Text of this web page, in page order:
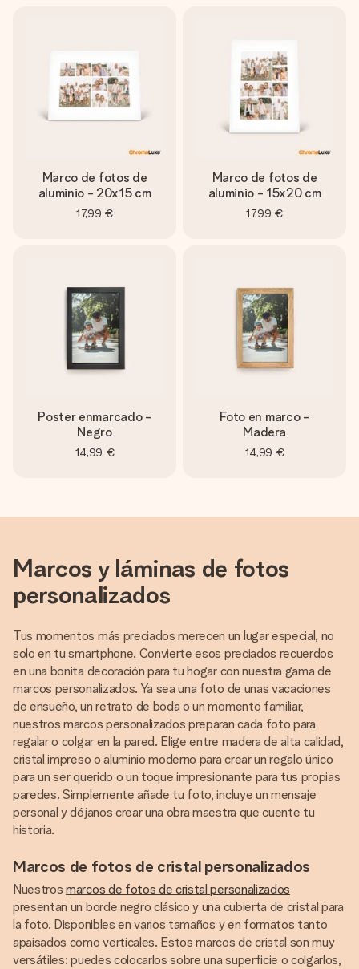
Marco de fotos de
aluminio - 20x15 cm
17,99 €
Marco de fotos de
aluminio - 15x20 cm
17,99 €
Poster enmarcado -
Negro
14,99 €
Foto en marco -
Madera
14,99 €
Marcos y láminas de fotos
personalizados
Tus momentos más preciados merecen un lugar especial, no
solo en tu smartphone. Convierte esos preciados recuerdos
en una bonita decoración para tu hogar con nuestra gama de
marcos personalizados. Ya sea una foto de unas vacaciones
de ensueño, un retrato de boda o un momento familiar,
nuestros marcos personalizados preparan cada foto para
regalar o colgar en la pared. Elige entre madera de alta calidad,
cristal impreso o aluminio moderno para crear un regalo único
para un ser querido o un toque impresionante para tus propias
paredes. Simplemente añade tu foto, incluye un mensaje
personal y déjanos crear una obra maestra que cuente tu
historia.
Marcos de fotos de cristal personalizados
Nuestrosmarcos de fotos de cristal personalizados
presentan un borde negro clásico y una cubierta de cristal para
la foto. Disponibles en varios tamaños y en formatos tanto
apaisados como verticales. Estos marcos de cristal son muy
versátiles: puedes colocarlos sobre una superficie o colgarlos,